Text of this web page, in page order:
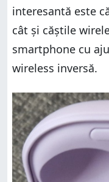
interesantă este
cât și căștile
smartphone cu
wireless inversă.